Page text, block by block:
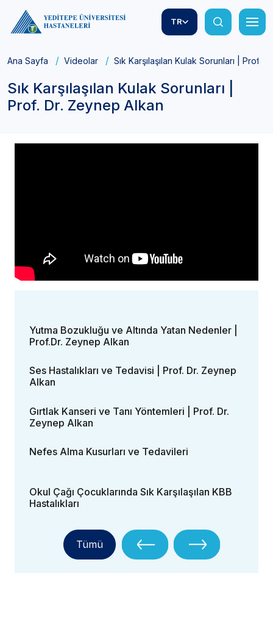
TR
Ana Sayfa Videolar Sık Karşılaşılan Kulak Sorunları | Prof.
Sık Karşılaşılan Kulak Sorunları |
Prof. Dr. Zeynep Alkan
Yutma Bozukluğu ve Altında Yatan Nedenler |
Prof.Dr. Zeynep Alkan
Ses Hastalıkları ve Tedavisi | Prof. Dr. Zeynep
Alkan
Gırtlak Kanseri ve Tanı Yöntemleri | Prof. Dr.
Zeynep Alkan
Nefes Alma Kusurları ve Tedavileri
Okul Çağı Çocuklarında Sık Karşılaşılan KBB
Hastalıkları
Tümü